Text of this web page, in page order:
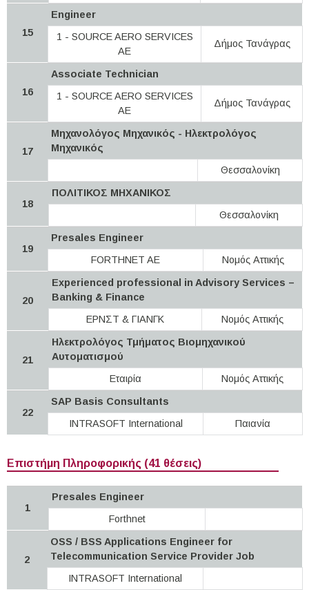
15
Engineer
1 - SOURCE AERO SERVICES
AE
Δήμος Τανάγρας
16
Associate Technician
1 - SOURCE AERO SERVICES
AE
Δήμος Τανάγρας
17
Μηχανολόγος Μηχανικός - Ηλεκτρολόγος
Μηχανικός
Θεσσαλονίκη
18
ΠΟΛΙΤΙΚΟΣ ΜΗΧΑΝΙΚΟΣ
Θεσσαλονίκη
19
Presales Engineer
FORTHNET AE
Νομός Αττικής
20
Experienced professional in Advisory Services –
Banking & Finance
ΕΡΝΣΤ & ΓΙΑΝΓΚ
Νομός Αττικής
21
Ηλεκτρολόγος Τμήματος Βιομηχανικού
Αυτοματισμού
Εταιρία
Νομός Αττικής
22
SAP Basis Consultants
INTRASOFT International
Παιανία
Επιστήμη Πληροφορικής (41 θέσεις)
1
Presales Engineer
Forthnet
2
OSS / BSS Applications Engineer for
Telecommunication Service Provider Job
INTRASOFT International